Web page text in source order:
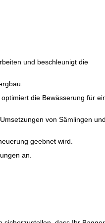
und beschleunigt die
die Bewässerung für
von Sämlingen
geebnet wird.
an.